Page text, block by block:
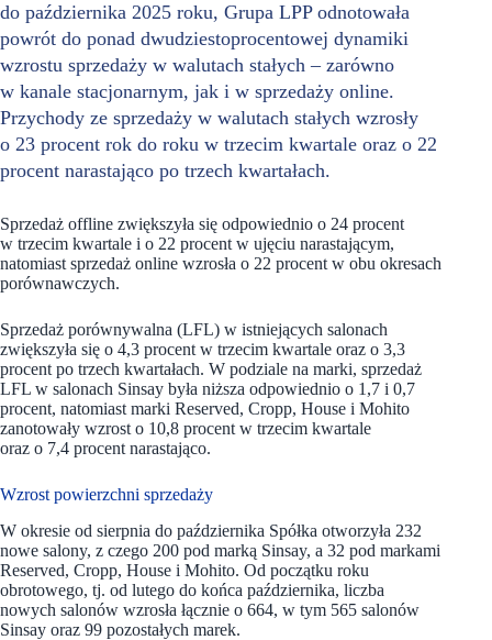
do października 2025 roku, Grupa LPP odnotowała
powrót do ponad dwudziestoprocentowej dynamiki
wzrostu sprzedaży w walutach stałych – zarówno
w kanale stacjonarnym, jak i w sprzedaży online.
Przychody ze sprzedaży w walutach stałych wzrosły
o 23 procent rok do roku w trzecim kwartale oraz o 22
procent narastająco po trzech kwartałach.
Sprzedaż offline zwiększyła się odpowiednio o 24 procent
w trzecim kwartale i o 22 procent w ujęciu narastającym,
natomiast sprzedaż online wzrosła o 22 procent w obu okresach
porównawczych.
Sprzedaż porównywalna (LFL) w istniejących salonach
zwiększyła się o 4,3 procent w trzecim kwartale oraz o 3,3
procent po trzech kwartałach. W podziale na marki, sprzedaż
LFL w salonach Sinsay była niższa odpowiednio o 1,7 i 0,7
procent, natomiast marki Reserved, Cropp, House i Mohito
zanotowały wzrost o 10,8 procent w trzecim kwartale
oraz o 7,4 procent narastająco.
Wzrost powierzchni sprzedaży
W okresie od sierpnia do października Spółka otworzyła 232
nowe salony, z czego 200 pod marką Sinsay, a 32 pod markami
Reserved, Cropp, House i Mohito. Od początku roku
obrotowego, tj. od lutego do końca października, liczba
nowych salonów wzrosła łącznie o 664, w tym 565 salonów
Sinsay oraz 99 pozostałych marek.